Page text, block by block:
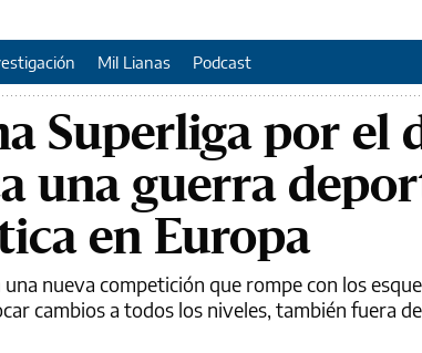
Mil Lianas Podcast
Superliga por el
una guerra
en Europa
nueva competición que rompe con los
cambios a todos los niveles, también fuera